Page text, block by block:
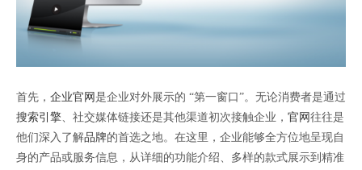
首先， 企业官网 是企业对外展示的 “第一窗口”。无论消费者是通过
搜索引擎 、社交媒体链接还是其他渠道初次接触企业， 官网 往往是
他们深入了解品牌的首选之地。在这里，企业能够全方位地呈现自
身的产品或服务信息，从详细的功能介绍、多样的款式展示到精准